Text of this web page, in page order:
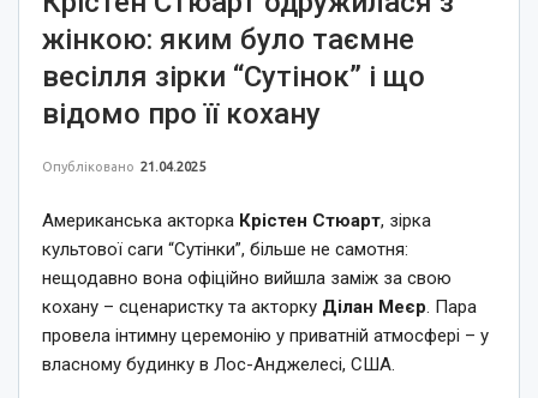
жінкою: яким було таємне
весілля зірки “Сутінок” і що
відомо про її кохану
Опубліковано 21.04.2025
Американська акторка Крістен Стюарт, зірка
культової саги “Сутінки”, більше не самотня:
нещодавно вона офіційно вийшла заміж за свою
кохану – сценаристку та акторку Ділан Меєр. Пара
провела інтимну церемонію у приватній атмосфері – у
власному будинку в Лос-Анджелесі, США.